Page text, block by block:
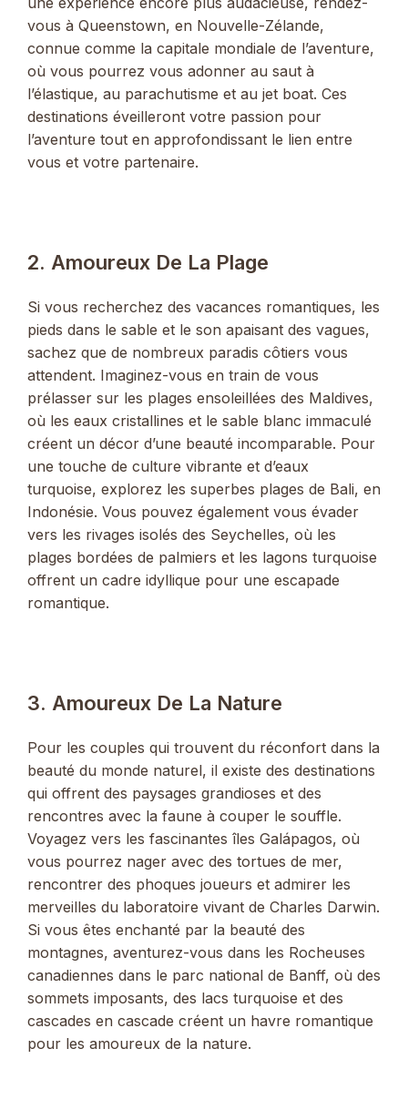
vous à Queenstown, en Nouvelle-Zélande,
connue comme la capitale mondiale de l’aventure,
où vous pourrez vous adonner au saut à
l’élastique, au parachutisme et au jet boat. Ces
destinations éveilleront votre passion pour
l’aventure tout en approfondissant le lien entre
vous et votre partenaire.
2. Amoureux De La Plage
Si vous recherchez des vacances romantiques, les
pieds dans le sable et le son apaisant des vagues,
sachez que de nombreux paradis côtiers vous
attendent. Imaginez-vous en train de vous
prélasser sur les plages ensoleillées des Maldives,
où les eaux cristallines et le sable blanc immaculé
créent un décor d’une beauté incomparable. Pour
une touche de culture vibrante et d’eaux
turquoise, explorez les superbes plages de Bali, en
Indonésie. Vous pouvez également vous évader
vers les rivages isolés des Seychelles, où les
plages bordées de palmiers et les lagons turquoise
offrent un cadre idyllique pour une escapade
romantique.
3. Amoureux De La Nature
Pour les couples qui trouvent du réconfort dans la
beauté du monde naturel, il existe des destinations
qui offrent des paysages grandioses et des
rencontres avec la faune à couper le souffle.
Voyagez vers les fascinantes îles Galápagos, où
vous pourrez nager avec des tortues de mer,
rencontrer des phoques joueurs et admirer les
merveilles du laboratoire vivant de Charles Darwin.
Si vous êtes enchanté par la beauté des
montagnes, aventurez-vous dans les Rocheuses
canadiennes dans le parc national de Banff, où des
sommets imposants, des lacs turquoise et des
cascades en cascade créent un havre romantique
pour les amoureux de la nature.